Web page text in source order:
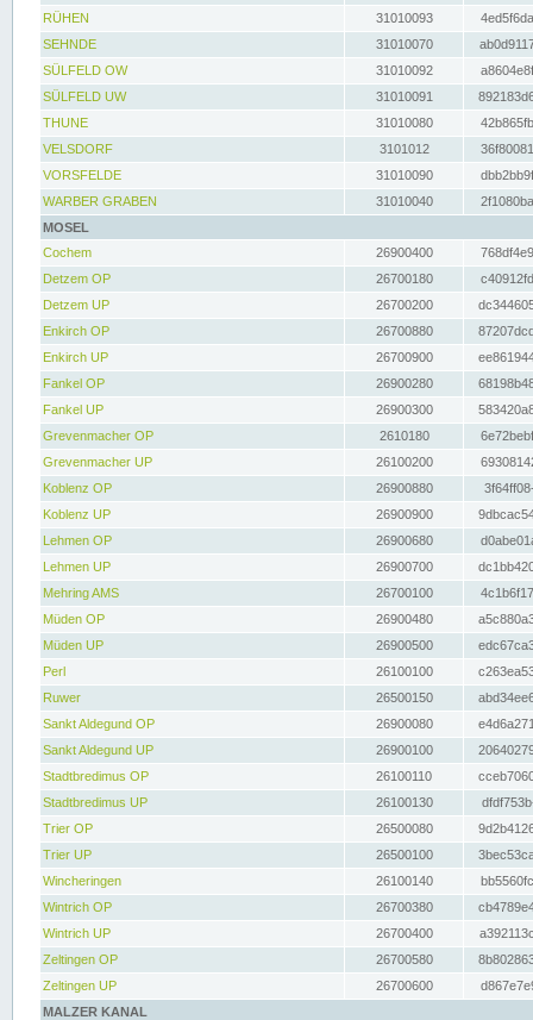
RÜHEN
31010093
SEHNDE
31010070
SÜLFELD OW
31010092
SÜLFELD UW
31010091
THUNE
31010080
VELSDORF
3101012
VORSFELDE
31010090
WARBER GRABEN
31010040
MOSEL
Cochem
26900400
Detzem OP
26700180
Detzem UP
26700200
Enkirch OP
26700880
Enkirch UP
26700900
Fankel OP
26900280
Fankel UP
26900300
Grevenmacher OP
2610180
Grevenmacher UP
26100200
Koblenz OP
26900880
Koblenz UP
26900900
Lehmen OP
26900680
Lehmen UP
26900700
Mehring AMS
26700100
Müden OP
26900480
Müden UP
26900500
Perl
26100100
Ruwer
26500150
Sankt Aldegund OP
26900080
Sankt Aldegund UP
26900100
Stadtbredimus OP
26100110
Stadtbredimus UP
26100130
Trier OP
26500080
Trier UP
26500100
Wincheringen
26100140
Wintrich OP
26700380
Wintrich UP
26700400
Zeltingen OP
26700580
Zeltingen UP
26700600
MALZER KANAL